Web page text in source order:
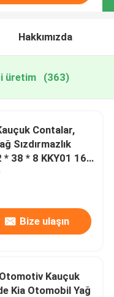
Hakkımızda
üretim (363)
Sızdırmazlık
* ​​38 * 8 KKY01 16
Bize ulaşın
Kauçuk
Kia Otomobil Yağ